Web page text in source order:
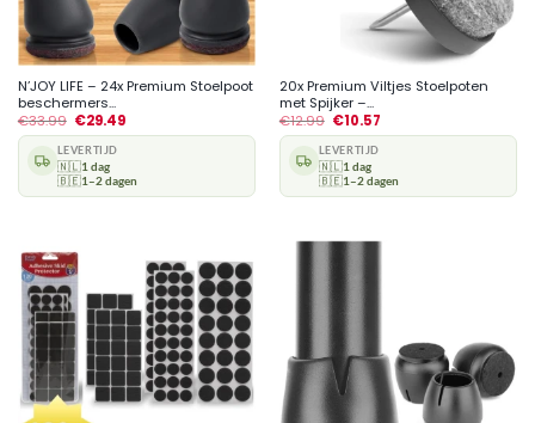
N’JOY LIFE – 24x Premium Stoelpoot
beschermers...
€33.99 €29.49
LEVERTIJD
🇳🇱1 dag
🇧🇪1–2 dagen
20x Premium Viltjes Stoelpoten
met Spijker –...
€12.99 €10.57
LEVERTIJD
🇳🇱1 dag
🇧🇪1–2 dagen